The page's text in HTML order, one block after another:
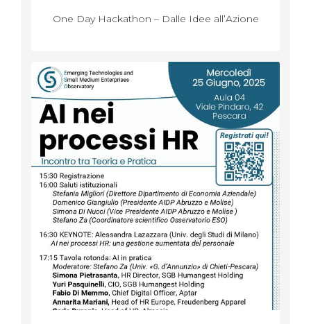
One Day Hackathon – Dalle Idee all’Azione